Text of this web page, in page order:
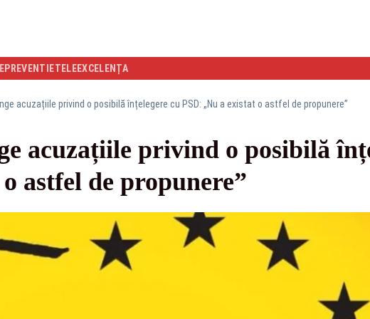
PREVENTIETELEEXCELENȚA
acuzațiile privind o posibilă înțelegere cu PSD: „Nu a existat o astfel de propunere”
acuzațiile privind o posibilă
astfel de propunere”